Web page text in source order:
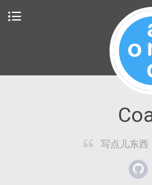
写点儿东西